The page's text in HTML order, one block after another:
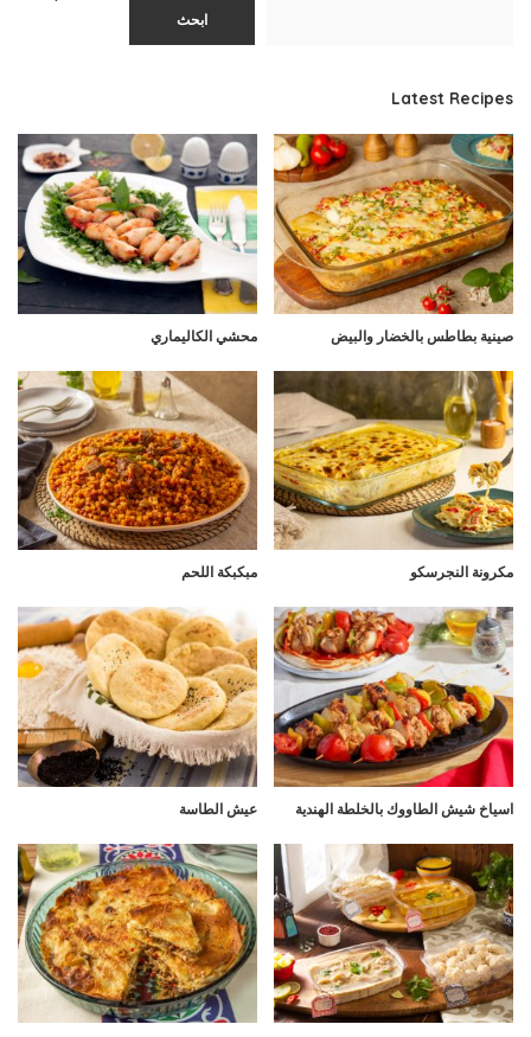
ابحث
Latest Recipes
صينية بطاطس بالخضار والبيض محشي الكاليماري
مكرونة النجرسكو مبكبكة اللحم
اسياخ شيش الطاووك بالخلطة الهندية عيش الطاسة